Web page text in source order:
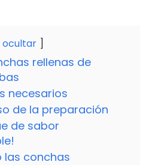
ocultar
rellenas de
necesarios
de la preparación
de sabor
las conchas